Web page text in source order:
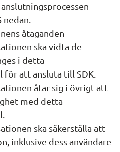
åtaganden
ska vidta de
i detta
för att ansluta till SDK.
åtar sig i övrigt att
med detta
ska säkerställa att
inklusive dess användare